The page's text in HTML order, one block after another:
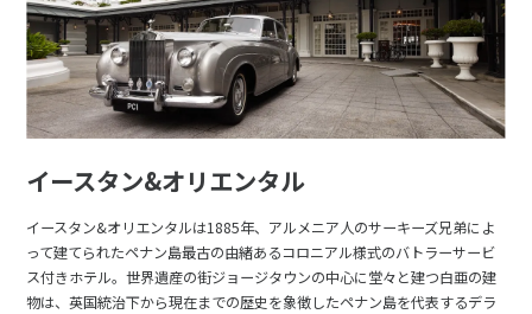
イースタン&オリエンタル
イースタン&オリエンタルは1885年、アルメニア人のサーキーズ兄弟によ
って建てられたペナン島最古の由緒あるコロニアル様式のバトラーサービ
ス付きホテル。世界遺産の街ジョージタウンの中心に堂々と建つ白亜の建
物は、英国統治下から現在までの歴史を象徴したペナン島を代表するデラ